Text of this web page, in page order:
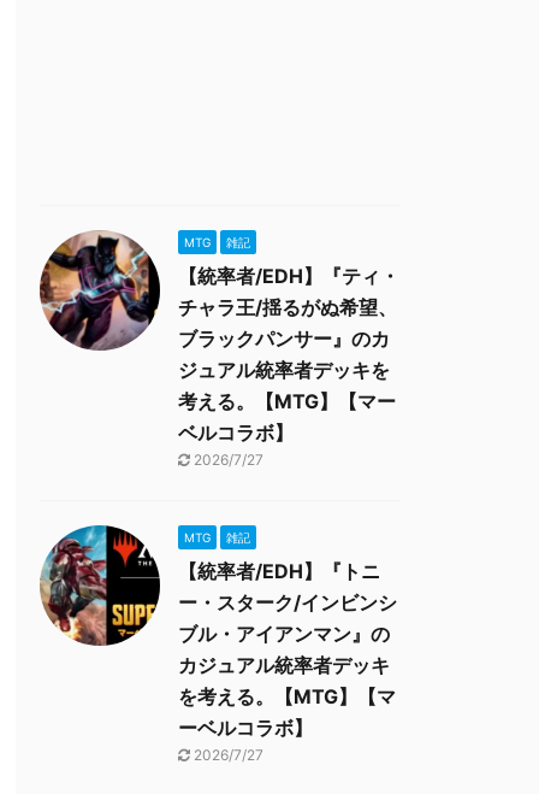
MTG 雑記
【統率者/EDH】『ティ・
チャラ王/揺るがぬ希望、
ブラックパンサー』のカ
ジュアル統率者デッキを
考える。【MTG】【マー
ベルコラボ】
2026/7/27
MTG 雑記
【統率者/EDH】『トニ
ー・スターク/インビンシ
ブル・アイアンマン』の
カジュアル統率者デッキ
を考える。【MTG】【マ
ーベルコラボ】
2026/7/27